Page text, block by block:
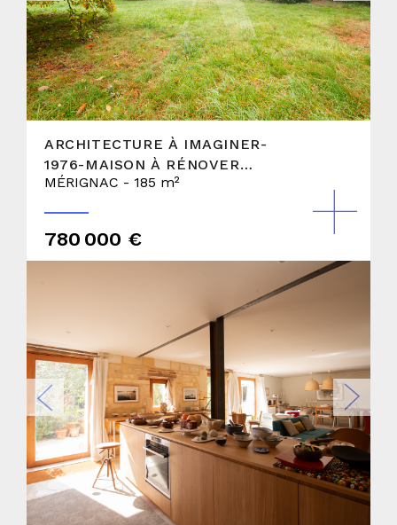
ARCHITECTURE À IMAGINER-
1976-MAISON À RÉNOVER
ENTIÈREMENT AVEC
MÉRIGNAC - 185 m²
780 000 €